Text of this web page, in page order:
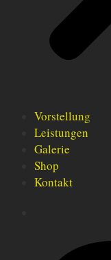
Vorstellung
Leistungen
Galerie
Shop
Kontakt